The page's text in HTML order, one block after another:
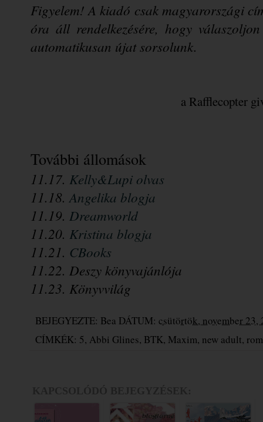
Figyelem! A kiadó csak magyarországi
óra áll rendelkezésére, hogy
automatikusan újat sorsolunk.
a Rafflecopter
További állomások
11.17. Kelly&Lupi olvas
11.18. Angelika blogja
11.19. Dreamworld
11.20. Kristina blogja
11.21. CBooks
11.22. Deszy könyvajánlója
11.23. Könyvvilág
BEJEGYEZTE: Bea DÁTUM: csütörtök, november 23,
CÍMKÉK: 5, Abbi Glines, BTK, Maxim, new adult,